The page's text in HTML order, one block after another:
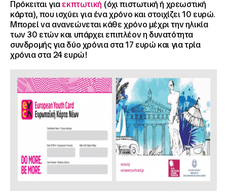
Πρόκειται γιαεκπτωτική (όχι πιστωτική ή χρεωστική
κάρτα), που ισχύει για ένα χρόνο και στοιχίζει 10 ευρώ.
Μπορεί να ανανεώνεται κάθε χρόνο μέχρι την ηλικία
των 30 ετών και υπάρχει επιπλέον η δυνατότητα
συνδρομής για δύο χρόνια στα 17 ευρώ και για τρία
χρόνια στα 24 ευρώ!